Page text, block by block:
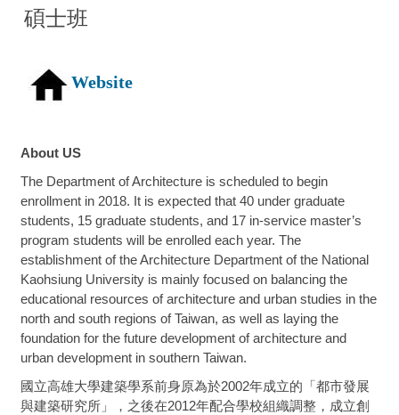
碩士班
Website
About US
The Department of Architecture is scheduled to begin
enrollment in 2018. It is expected that 40 under graduate
students, 15 graduate students, and 17 in-service master’s
program students will be enrolled each year. The
establishment of the Architecture Department of the National
Kaohsiung University is mainly focused on balancing the
educational resources of architecture and urban studies in the
north and south regions of Taiwan, as well as laying the
foundation for the future development of architecture and
urban development in southern Taiwan.
國立高雄大學建築學系前身原為於2002年成立的「都市發展
與建築研究所」，之後在2012年配合學校組織調整，成立創